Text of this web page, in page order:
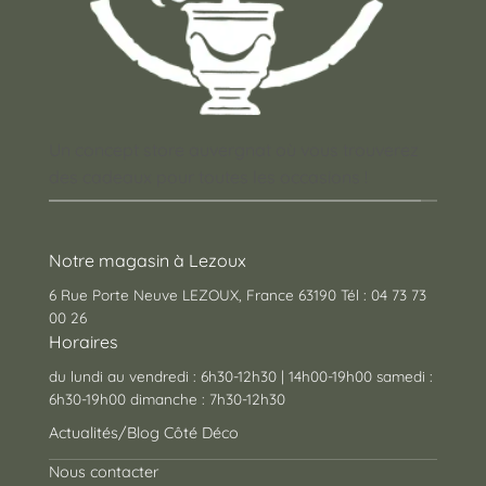
Notre magasin à Lezoux
6 Rue Porte Neuve LEZOUX, France 63190 Tél : 04 73 73
00 26
Horaires
du lundi au vendredi : 6h30-12h30 | 14h00-19h00 samedi :
6h30-19h00 dimanche : 7h30-12h30
Actualités/Blog Côté Déco
Nous contacter